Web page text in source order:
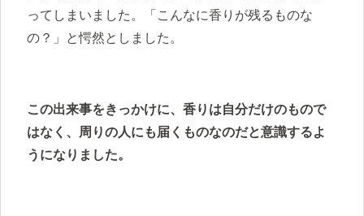
ってしまいました。「こんなに香りが残るものな
の？」と愕然としました。
この出来事をきっかけに、香りは自分だけのもので
はなく、周りの人にも届くものなのだと意識するよ
うになりました。